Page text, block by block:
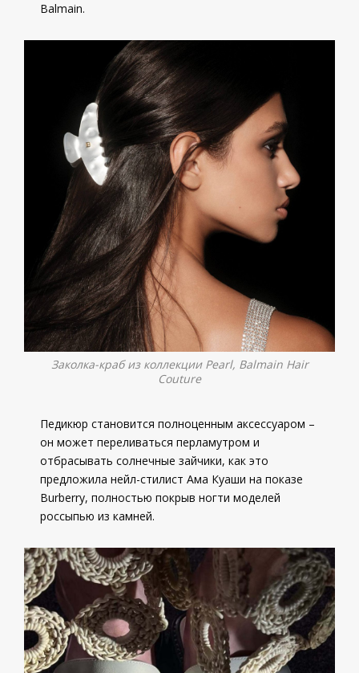
Balmain.
Заколка-краб из коллекции Pearl, Balmain Hair
Couture
Педикюр становится полноценным аксессуаром –
он может переливаться перламутром и
отбрасывать солнечные зайчики, как это
предложила нейл-стилист Ама Куаши на показе
Burberry, полностью покрыв ногти моделей
россыпью из камней.